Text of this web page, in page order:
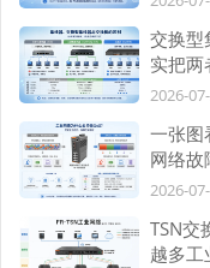
交换型
实把两
2026-
一张图
网络故
2026-
TSN交
越多工